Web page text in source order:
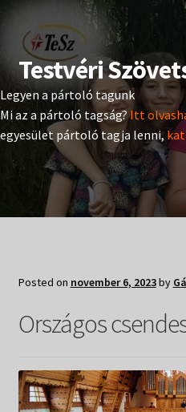
Ugrás
a
navigációhoz
Kilépés
a
tartalomba
Testvéri
Eseménynaptár
Adományozás
Pártoló tag belépés
Hírek
Kiadványok
Csendesnapok
Legyen a pártoló tagunk
Mi az a pártoló tagság?Itt
egyesület pártoló tagja lenni,
Posted on november 6, 2023by
Országos